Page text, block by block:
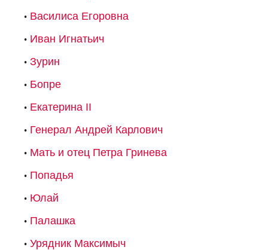
Василиса Егоровна
Иван Игнатьич
Зурин
Бопре
Екатерина II
Генерал Андрей Карлович
Мать и отец Петра Гринева
Попадья
Юлай
Палашка
Урядник Максимыч